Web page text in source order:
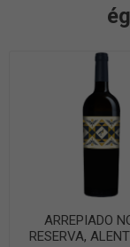
ARREPIADO
RESERVA,